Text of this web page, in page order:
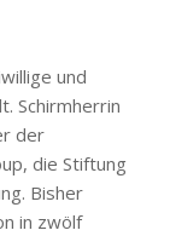
und
Schirmherrin
der
die Stiftung
Bisher
in zwölf